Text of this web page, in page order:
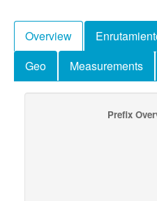
Overview
Geo
Measurements
Prefix